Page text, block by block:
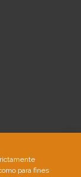
para fines